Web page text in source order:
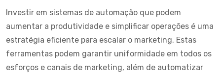
Investir em sistemas de automação que podem
aumentar a produtividade e simplificar operações é uma
estratégia eficiente para escalar o marketing. Estas
ferramentas podem garantir uniformidade em todos os
esforços e canais de marketing, além de automatizar